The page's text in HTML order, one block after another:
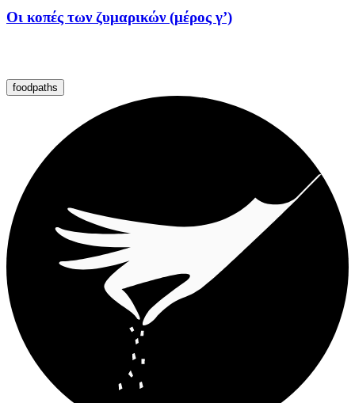
Οι κοπές των ζυμαρικών (μέρος γ’)
foodpaths